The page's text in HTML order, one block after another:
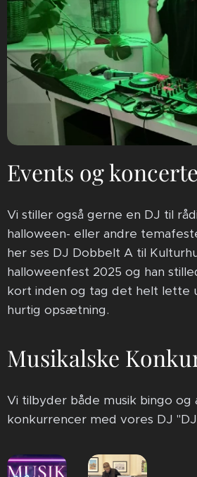
Events og
Vi stiller også gerne en DJ til
halloween- eller andre
her ses DJ Dobbelt A til
halloweenfest 2025 og han
kort inden og tag det helt lette
hurtig opsætning.
Musikalske
Vi tilbyder både musik bingo og
konkurrencer med vores DJ